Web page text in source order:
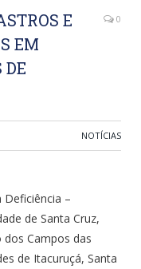
E
EM
0
NOTÍCIAS
Deficiência –
de Santa Cruz,
Campos das
de Itacuruçá, Santa